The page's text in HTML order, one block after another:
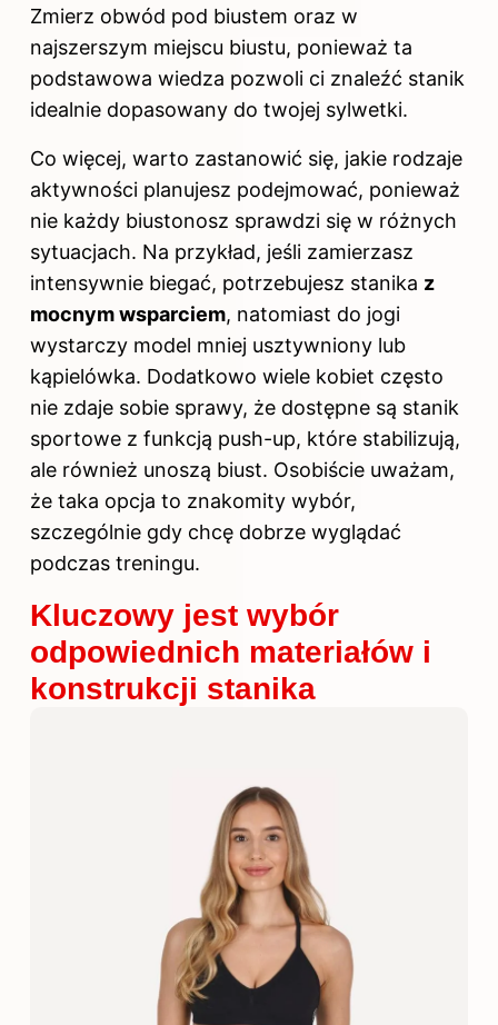
Zmierz obwód pod biustem oraz w
najszerszym miejscu biustu, ponieważ ta
podstawowa wiedza pozwoli ci znaleźć stanik
idealnie dopasowany do twojej sylwetki.
Co więcej, warto zastanowić się, jakie rodzaje
aktywności planujesz podejmować, ponieważ
nie każdy biustonosz sprawdzi się w różnych
sytuacjach. Na przykład, jeśli zamierzasz
intensywnie biegać, potrzebujesz stanika z
mocnym wsparciem, natomiast do jogi
wystarczy model mniej usztywniony lub
kąpielówka. Dodatkowo wiele kobiet często
nie zdaje sobie sprawy, że dostępne są stanik
sportowe z funkcją push-up, które stabilizują,
ale również unoszą biust. Osobiście uważam,
że taka opcja to znakomity wybór,
szczególnie gdy chcę dobrze wyglądać
podczas treningu.
Kluczowy jest wybór
odpowiednich materiałów i
konstrukcji stanika